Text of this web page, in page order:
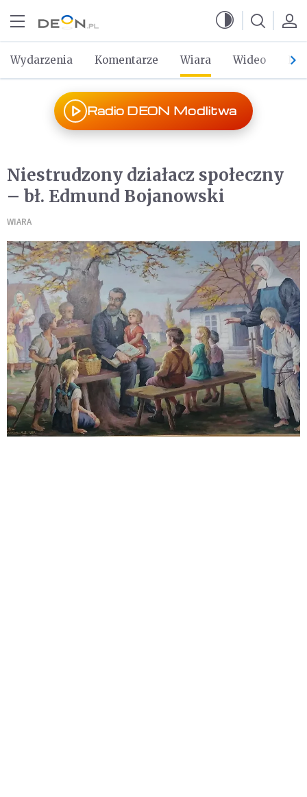
Wydarzenia Komentarze Wiara Wideo Po
Radio DEON Modlitwa
Niestrudzony działacz społeczny
– bł. Edmund Bojanowski
WIARA